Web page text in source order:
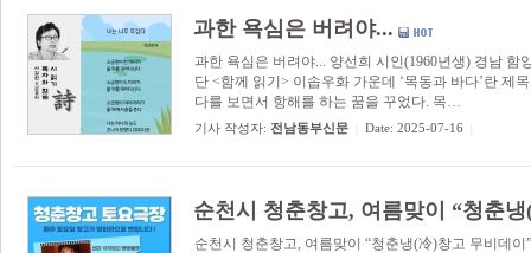
과한 욕심은 버려야...
과한 욕심은 버려야... 양선희 시인(1960년생) 경남 함
단 <함께 읽기> 이솝우화 가운데 ‘목동과 바다’란 제
다를 보면서 항해를 하는 꿈을 꾸었다. 목…
기사 작성자:전남동부신문 Date: 2025-07-16
순천시 청춘창고, 여름맞이 “청춘
순천시 청춘창고, 여름맞이 “청춘냉(冷)창고 무비데